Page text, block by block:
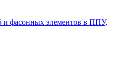
и фасонных элементов в ППУ,